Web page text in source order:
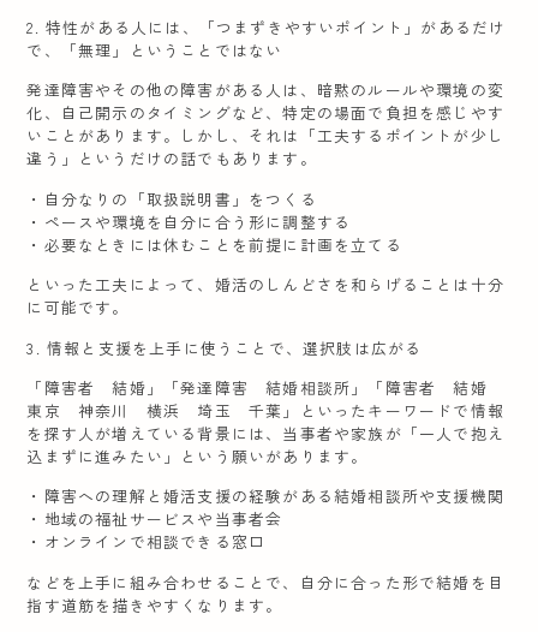
2. 特性がある人には、「つまずきやすいポイント」があるだけ
で、「無理」ということではない
発達障害やその他の障害がある人は、暗黙のルールや環境の変
化、自己開示のタイミングなど、特定の場面で負担を感じやす
いことがあります。しかし、それは「工夫するポイントが少し
違う」というだけの話でもあります。
・自分なりの「取扱説明書」をつくる
・ペースや環境を自分に合う形に調整する
・必要なときには休むことを前提に計画を立てる
といった工夫によって、婚活のしんどさを和らげることは十分
に可能です。
3. 情報と支援を上手に使うことで、選択肢は広がる
「障害者 結婚」「発達障害 結婚相談所」「障害者 結婚
東京 神奈川 横浜 埼玉 千葉」といったキーワードで情報
を探す人が増えている背景には、当事者や家族が「一人で抱え
込まずに進みたい」という願いがあります。
・障害への理解と婚活支援の経験がある結婚相談所や支援機関
・地域の福祉サービスや当事者会
・オンラインで相談できる窓口
などを上手に組み合わせることで、自分に合った形で結婚を目
指す道筋を描きやすくなります。